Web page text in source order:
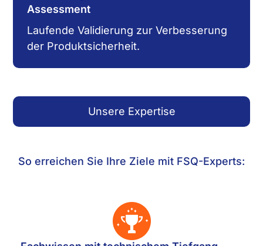
Assessment
Laufende Validierung zur Verbesserung
der Produkt­sicherheit.
Unsere Expertise
So erreichen Sie Ihre Ziele mit FSQ-Experts: